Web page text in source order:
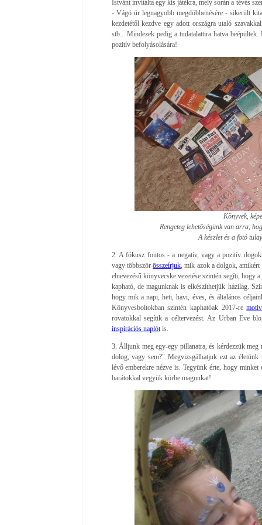
Istvánt invitálta egy kis játékra, mely során a tévés
- Vágó úr legnagyobb megdöbbenésére - sikerült
kezdetétől kezdve egy adott országra utaló
stb... Mindezek pedig a tudatalattira hatva
pozitív befolyásolására!
Könyvek,
Rengeteg lehetőségünk van arra,
A készlet és a fotó
2. A fókusz fontos - a negatív, vagy a pozitív
vagy többszörösszeírjuk , mik azok a dolgok,
elnevezésű könyvecske vezetése szintén segíti,
kapható, de magunknak is elkészíthetjük házilag.
hogy mik a napi, heti, havi, éves, és általános
Könyvesboltokban szintén kaphatóak 2017-re
rovatokkal segítik a céltervezést. Az Urban Eve
inspirációs naplótis.
3. Álljunk meg egy-egy pillanatra, és kérdezzük
dolog, vagy sem?" Megvizsgálhatjuk ezt az
lévő emberekre nézve is. Tegyünk érte, hogy
barátokkal vegyük körbe magunkat!